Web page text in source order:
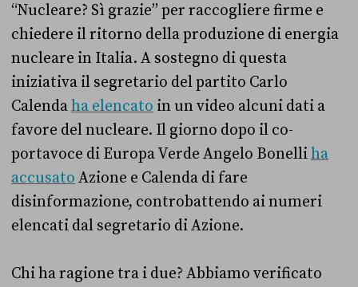
“Nucleare? Sì grazie” per raccogliere firme e
chiedere il ritorno della produzione di energia
nucleare in Italia. A sostegno di questa
iniziativa il segretario del partito Carlo
Calendaha elencato in un video alcuni dati a
favore del nucleare. Il giorno dopo il co-
portavoce di Europa Verde Angelo Bonelliha
accusato Azione e Calenda di fare
disinformazione, controbattendo ai numeri
elencati dal segretario di Azione.
Chi ha ragione tra i due? Abbiamo verificato